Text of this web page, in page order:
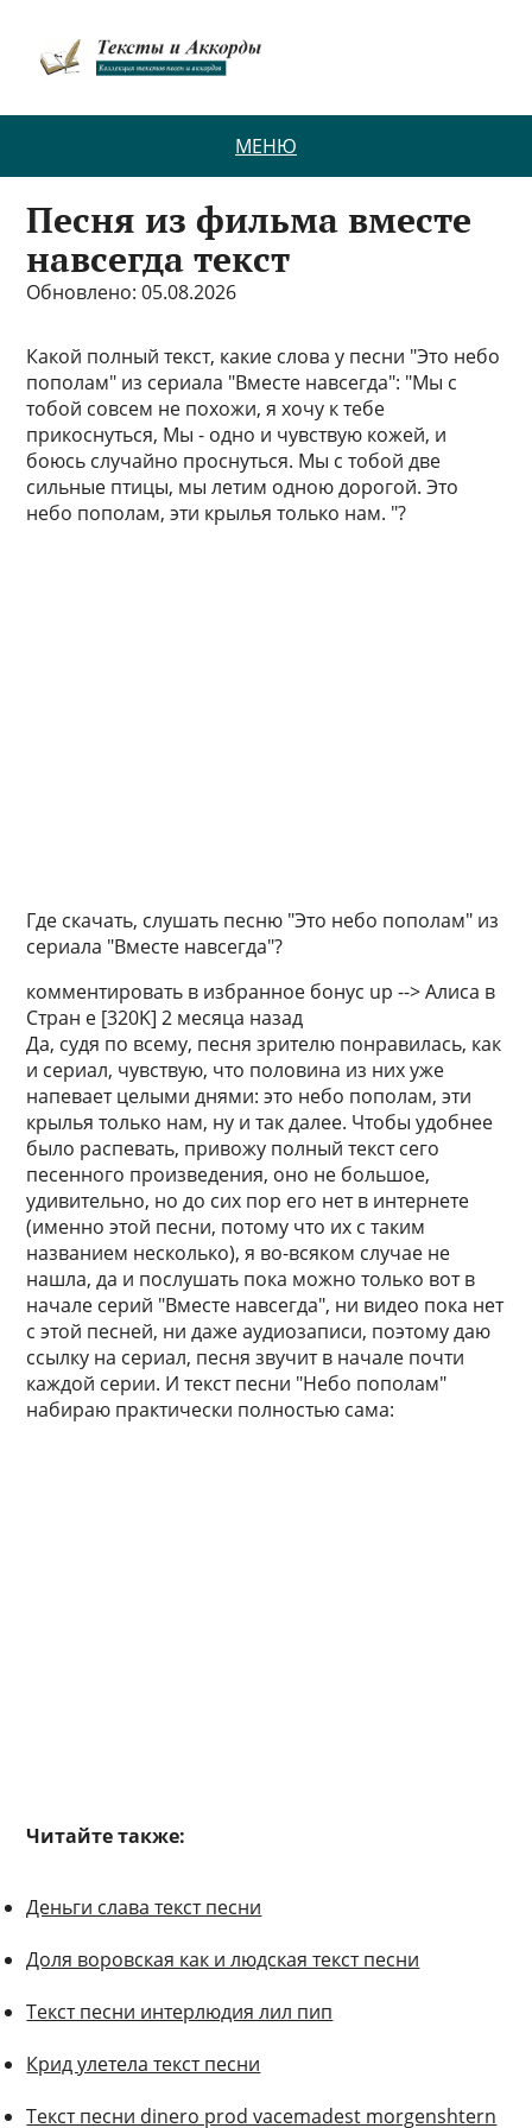
МЕНЮ
Песня из фильма вместе
навсегда текст
Обновлено: 05.08.2026
Какой полный текст, какие слова у песни "Это небо
пополам" из сериала "Вместе навсегда": "Мы с
тобой совсем не похожи, я хочу к тебе
прикоснуться, Мы - одно и чувствую кожей, и
боюсь случайно проснуться. Мы с тобой две
сильные птицы, мы летим одною дорогой. Это
небо пополам, эти крылья только нам. "?
Где скачать, слушать песню "Это небо пополам" из
сериала "Вместе навсегда"?
комментировать в избранное бонус up --> Алиса в
Стран­ е [320K] 2 месяца назад
Да, судя по всему, песня зрителю понравилась, как
и сериал, чувствую, что половина из них уже
напевает целыми днями: это небо пополам, эти
крылья только нам, ну и так далее. Чтобы удобнее
было распевать, привожу полный текст сего
песенного произведения, оно не большое,
удивительно, но до сих пор его нет в интернете
(именно этой песни, потому что их с таким
названием несколько), я во-всяком случае не
нашла, да и послушать пока можно только вот в
начале серий "Вместе навсегда", ни видео пока нет
с этой песней, ни даже аудиозаписи, поэтому даю
ссылку на сериал, песня звучит в начале почти
каждой серии. И текст песни "Небо пополам"
набираю практически полностью сама:
Читайте также:
Деньги слава текст песни
Доля воровская как и людская текст песни
Текст песни интерлюдия лил пип
Крид улетела текст песни
Текст песни dinero prod vacemadest morgenshtern